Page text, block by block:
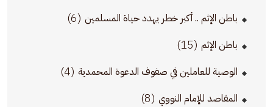
باطن الإثم .. أكبر خطر يهدد حياة المسلمين (6)
باطن الإثم (15)
الوصية للعاملين في صفوف الدعوة المحمدية (4)
المقاصد للإمام النووي (8)